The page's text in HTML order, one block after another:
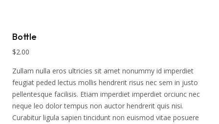
Bottle
$2.00
Zullam nulla eros ultricies sit amet nonummy id imperdiet
feugiat peded lectus mollis hendrerit risus nec sem in justo
pellentesque facilisis. Etiam imperdiet imperdiet orciunc nec
neque leo dolor tempus non auctor hendrerit quis nisi.
Curabitur ligula sapien tincidunt non euismod vitae posuere